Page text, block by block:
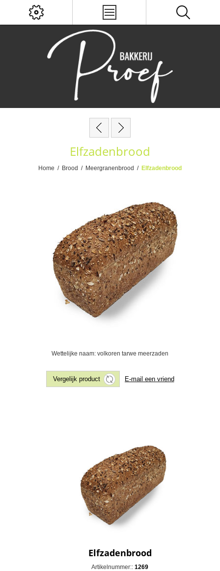
Elfzadenbrood
Home / Brood / Meergranenbrood / Elfzadenbrood
Wettelijke naam: volkoren tarwe meerzaden
Elfzadenbrood
Artikelnummer:: 1269